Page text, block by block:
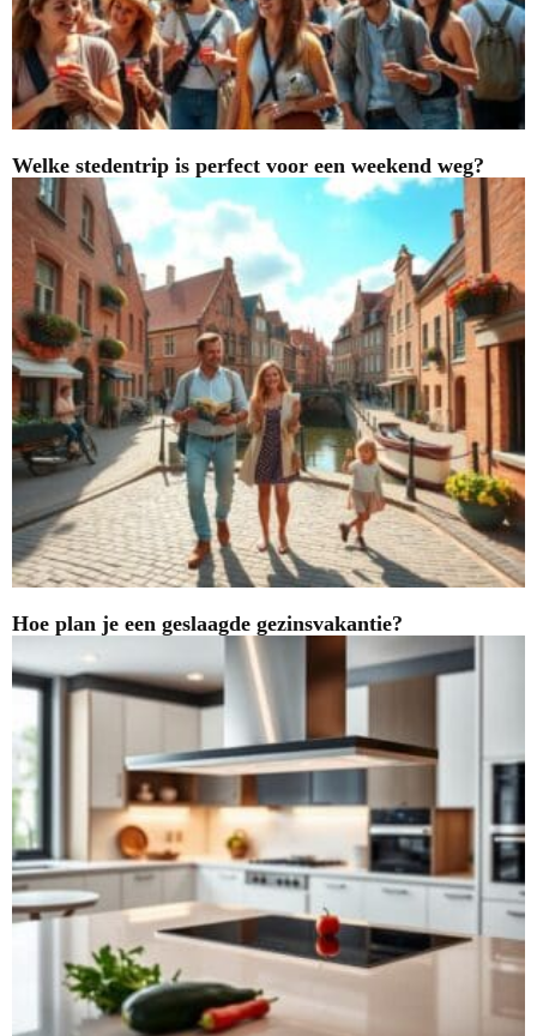
Welke stedentrip is perfect voor een weekend weg?
Hoe plan je een geslaagde gezinsvakantie?